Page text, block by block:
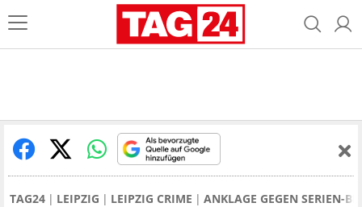
TAG24 LEIPZIG LEIPZIG CRIME ANKLAGE GEGEN SERIEN-